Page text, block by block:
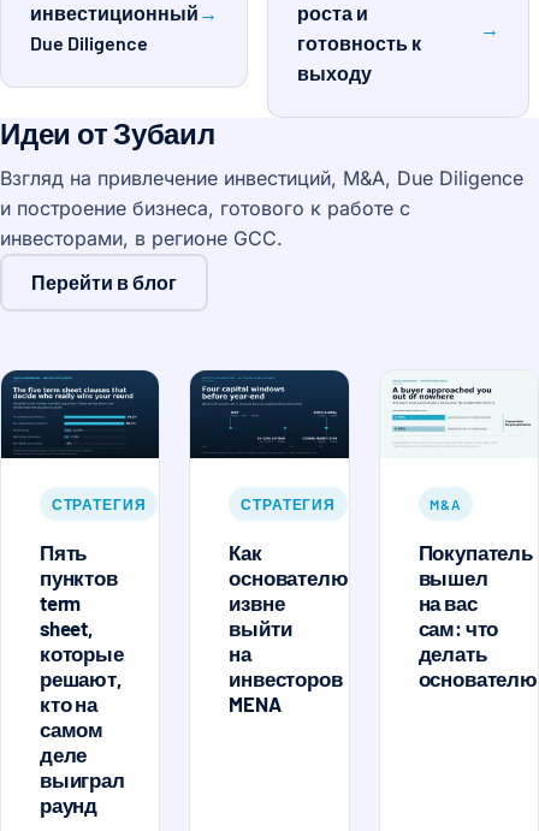
инвестиционный
Due Diligence
→
роста и
готовность к
выходу
→
Идеи от Зубаил
Взгляд на привлечение инвестиций, M&A, Due Diligence
и построение бизнеса, готового к работе с
инвесторами, в регионе GCC.
Перейти в блог
СТРАТЕГИЯ
Пять
пунктов
term
sheet,
которые
решают,
кто на
самом
деле
выиграл
раунд
СТРАТЕГИЯ
Как
основателю
извне
выйти
на
инвесторов
MENA
M&A
Покупатель
вышел
на вас
сам: что
делать
основателю